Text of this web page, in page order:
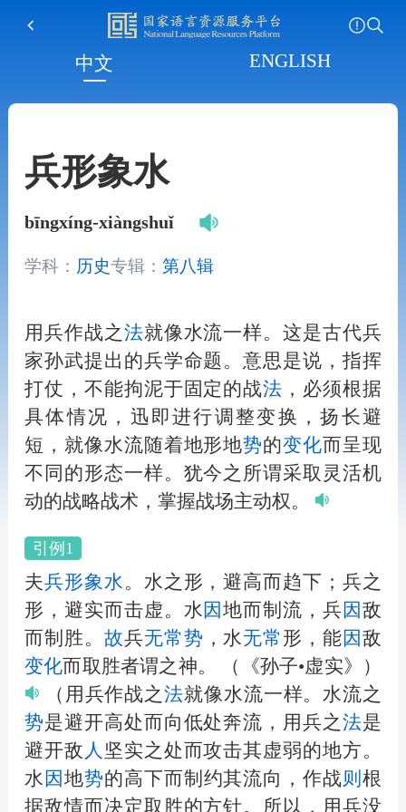
中文 ENGLISH
兵形象水
bīngxíng-xiàngshuǐ
学科： 历史专辑： 第八辑
用兵作战之法就像水流一样。这是古代兵
家孙武提出的兵学命题。意思是说，指挥
打仗，不能拘泥于固定的战法 ，必须根据
具体情况，迅即进行调整变换，扬长避
短，就像水流随着地形地势的变化而呈现
不同的形态一样。犹今之所谓采取灵活机
动的战略战术，掌握战场主动权。
引例1
夫兵形象水。水之形，避高而趋下；兵之
形，避实而击虚。水 因地而制流，兵 因敌
而制胜。 故兵无常势 ，水无常 形，能 因敌
变化而取胜者谓之神。
（《孙子•虚实》）
（用兵作战之法就像水流一样。水流之
势是避开高处而向低处奔流，用兵之法是
避开敌 人 坚实之处而攻击其虚弱的地方。
水 因 地势的高下而制约其流向，作战则根
据敌情而决定取胜的方针。所以，用兵没